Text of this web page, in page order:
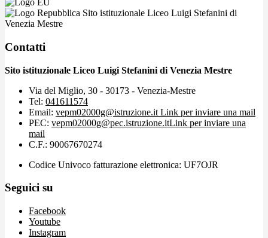
Sito istituzionale Liceo Luigi Stefanini di
Venezia Mestre
Contatti
Sito istituzionale Liceo Luigi Stefanini di Venezia Mestre
Via del Miglio, 30 - 30173 - Venezia-Mestre
Tel: 041611574
Email: vepm02000g@istruzione.it Link per inviare una mail
PEC: vepm02000g@pec.istruzione.itLink per inviare una
mail
C.F.: 90067670274
Codice Univoco fatturazione elettronica: UF7OJR
Seguici su
Facebook
Youtube
Instagram